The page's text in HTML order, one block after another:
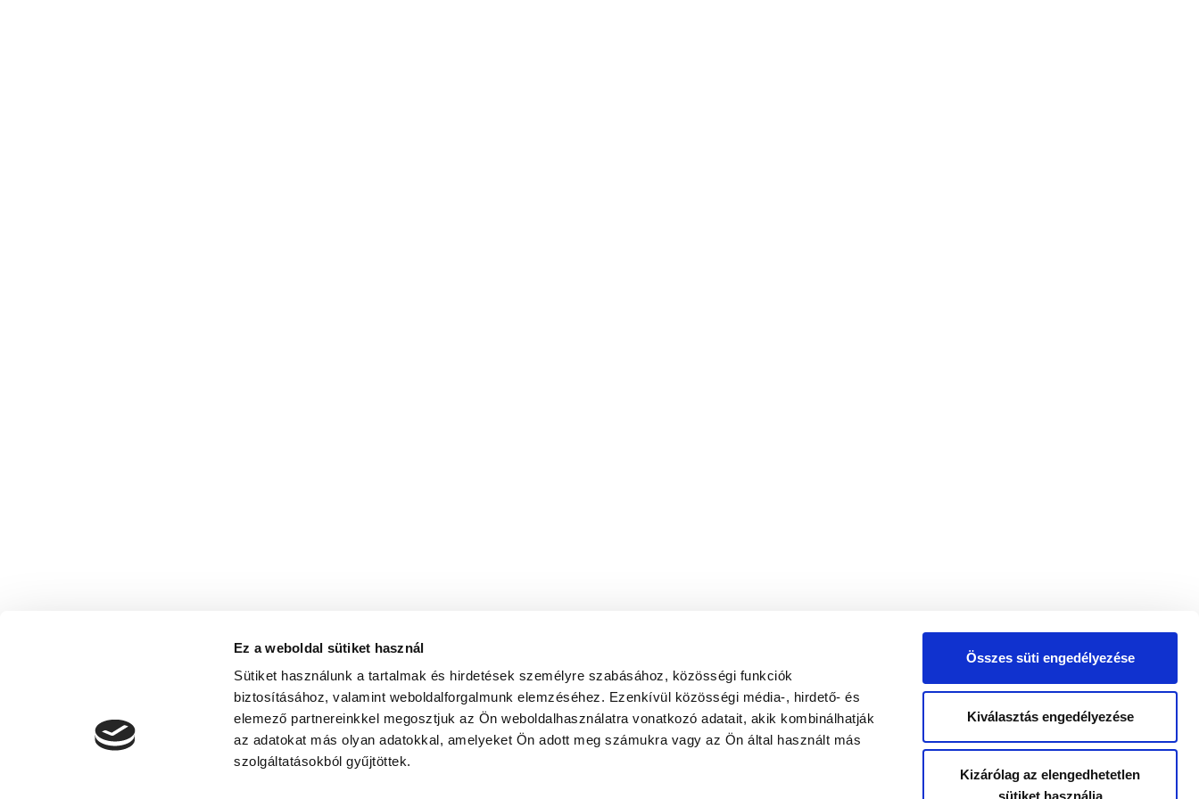
Ez a weboldal sütiket használ
Sütiket használunk a tartalmak és hirdetések személyre szabásához, közösségi funkciók
biztosításához, valamint weboldalforgalmunk elemzéséhez. Ezenkívül közösségi média-, hirdető- és
elemező partnereinkkel megosztjuk az Ön weboldalhasználatra vonatkozó adatait, akik kombinálhatják
az adatokat más olyan adatokkal, amelyeket Ön adott meg számukra vagy az Ön által használt más
szolgáltatásokból gyűjtöttek.
Összes süti engedélyezése
Kiválasztás engedélyezése
Kizárólag az elengedhetetlen
sütiket használja